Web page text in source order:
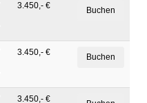
3.450,- €
3.450,- €
3.450,- €